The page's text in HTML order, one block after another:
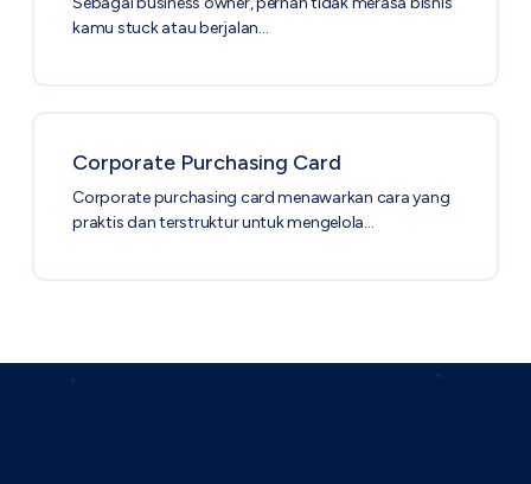
kamu stuck atau berjalan…
Corporate Purchasing Card
Corporate purchasing card menawarkan cara yang
praktis dan terstruktur untuk mengelola…